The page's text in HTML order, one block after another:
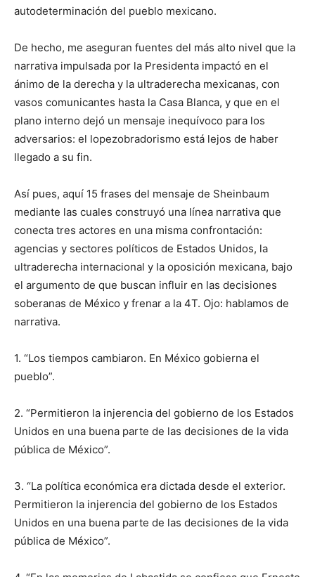
autodeterminación del pueblo mexicano.
De hecho, me aseguran fuentes del más alto nivel que la
narrativa impulsada por la Presidenta impactó en el
ánimo de la derecha y la ultraderecha mexicanas, con
vasos comunicantes hasta la Casa Blanca, y que en el
plano interno dejó un mensaje inequívoco para los
adversarios: el lopezobradorismo está lejos de haber
llegado a su fin.
Así pues, aquí 15 frases del mensaje de Sheinbaum
mediante las cuales construyó una línea narrativa que
conecta tres actores en una misma confrontación:
agencias y sectores políticos de Estados Unidos, la
ultraderecha internacional y la oposición mexicana, bajo
el argumento de que buscan influir en las decisiones
soberanas de México y frenar a la 4T. Ojo: hablamos de
narrativa.
1. “Los tiempos cambiaron. En México gobierna el
pueblo”.
2. “Permitieron la injerencia del gobierno de los Estados
Unidos en una buena parte de las decisiones de la vida
pública de México”.
3. “La política económica era dictada desde el exterior.
Permitieron la injerencia del gobierno de los Estados
Unidos en una buena parte de las decisiones de la vida
pública de México”.